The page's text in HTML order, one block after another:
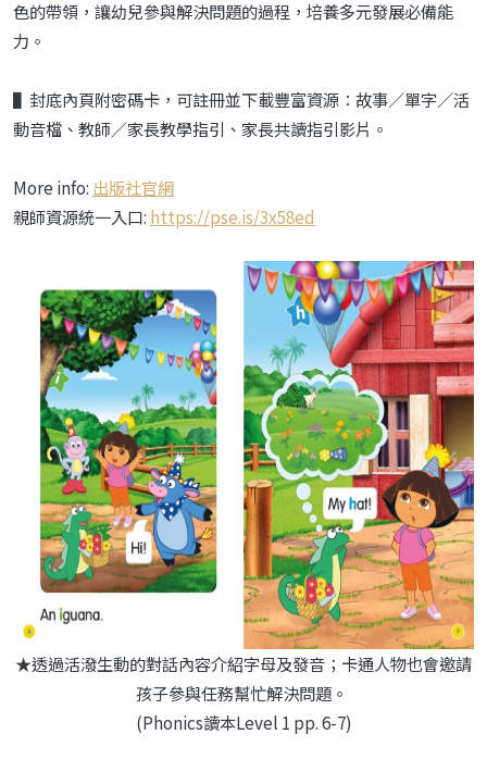
色的帶領，讓幼兒參與解決問題的過程，培養多元發展必備能
力。
▌封底內頁附密碼卡，可註冊並下載豐富資源：故事／單字／活
動音檔、教師／家長教學指引、家長共讀指引影片。
More info: 出版社官網
親師資源統一入口: https://pse.is/3x58ed
★透過活潑生動的對話內容介紹字母及發音；卡通人物也會邀請
孩子參與任務幫忙解決問題。
(Phonics讀本Level 1 pp. 6-7)